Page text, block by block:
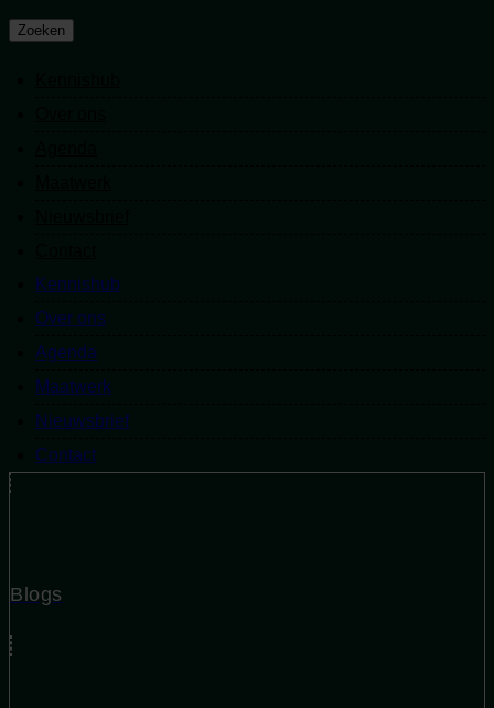
Zoeken
Over ons
Agenda
Maatwerk
Nieuwsbrief
Contact
Kennishub
Over ons
Agenda
Maatwerk
Nieuwsbrief
Contact
Blogs